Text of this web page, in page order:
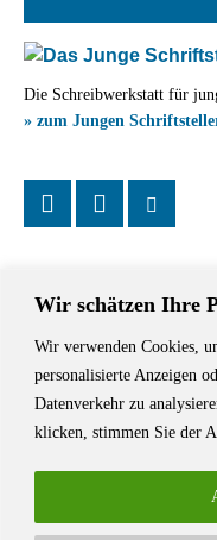
Wir schätzen Ihre
Wir verwenden Cookies,
personalisierte Anzeigen
Datenverkehr zu
klicken, stimmen Sie der
Die Schreibwerkstatt für
» zum Jungen
Das Schriftstellerhaus ist
Autoren aus Stuttgart und
Lesungen, Tagungen und